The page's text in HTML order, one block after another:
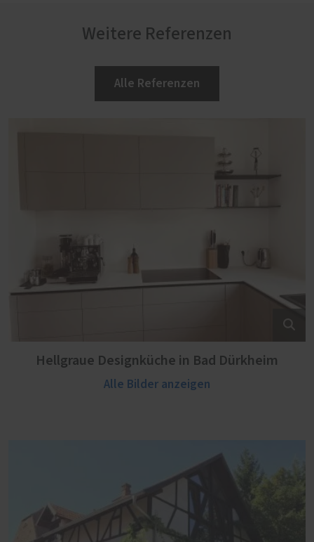
Weitere Referenzen
Alle Referenzen
Hellgraue Designküche in Bad Dürkheim
Alle Bilder anzeigen